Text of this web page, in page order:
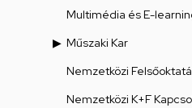
Multimédia és E-
Műszaki Kar
Nemzetközi
Nemzetközi K+F